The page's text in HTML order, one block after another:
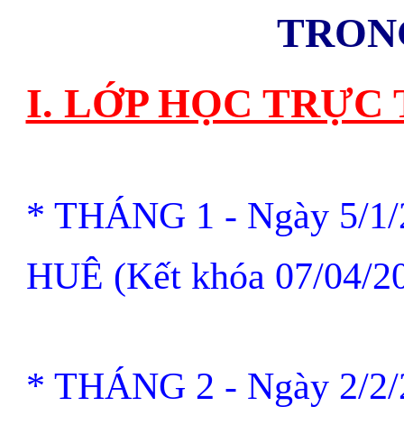
I. LỚP HỌC TRỰC
* THÁNG 1 - Ngày 5/
HUÊ (Kết khóa 07/04/
* THÁNG 2 - Ngày 2/